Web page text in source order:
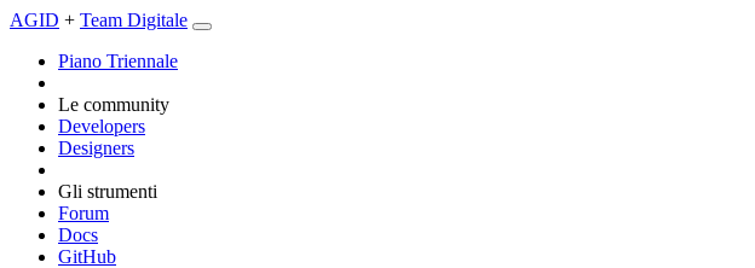
AGID + Team Digitale
Piano Triennale
Le community
Developers
Designers
Gli strumenti
Forum
Docs
GitHub